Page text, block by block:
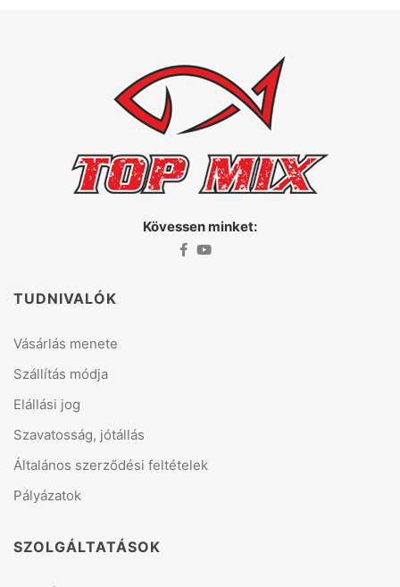
Kövessen minket:
TUDNIVALÓK
Vásárlás menete
Szállítás módja
Elállási jog
Szavatosság, jótállás
Általános szerződési feltételek
Pályázatok
SZOLGÁLTATÁSOK